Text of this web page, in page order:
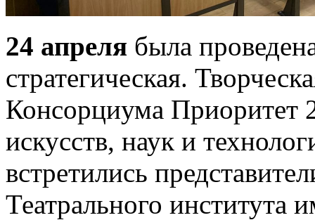
24 апреля была
стратегическая.
Консорциума Приоритет
искусств, наук и
встретились
Театрального